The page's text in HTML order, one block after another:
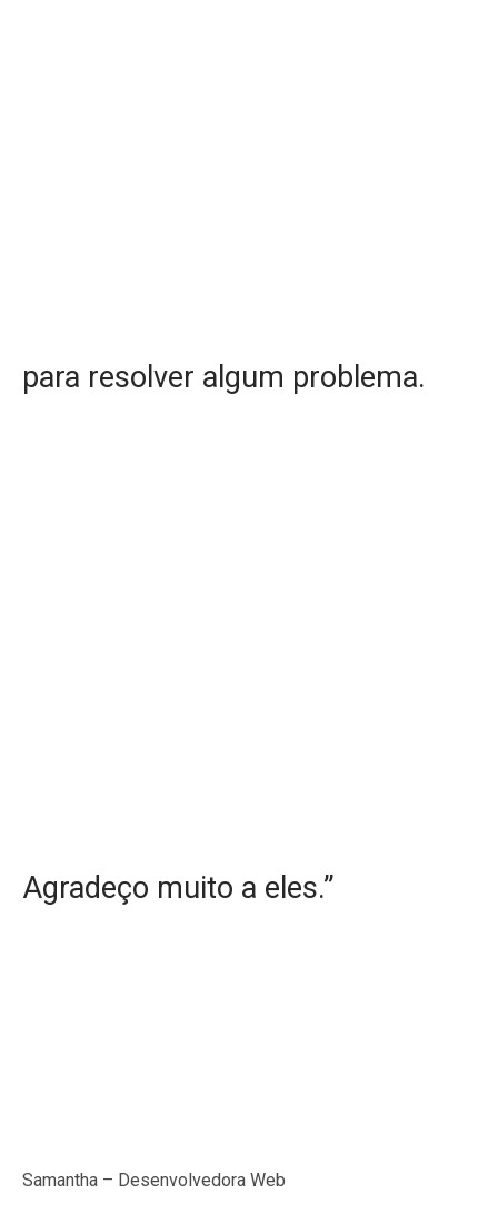
para resolver algum problema.
Agradeço muito a eles.”
Samantha – Desenvolvedora Web